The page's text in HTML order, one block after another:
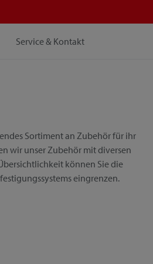
Service & Kontakt
Sortiment an Zubehör für ihr
wir unser Zubehör mit diversen
können Sie die
eingrenzen.